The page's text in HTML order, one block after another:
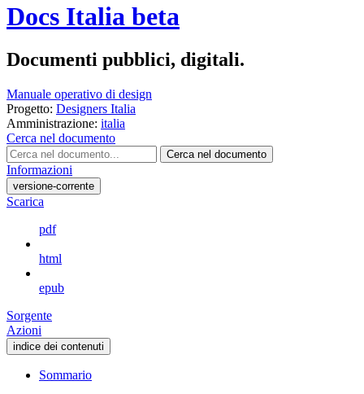
Docs Italia beta
Documenti pubblici, digitali.
Manuale operativo di design
Progetto: Designers Italia
Amministrazione: italia
Cerca nel documento
Cerca nel documento
Informazioni
versione-corrente
Scarica
pdf
html
epub
Sorgente
Azioni
indice dei contenuti
Sommario